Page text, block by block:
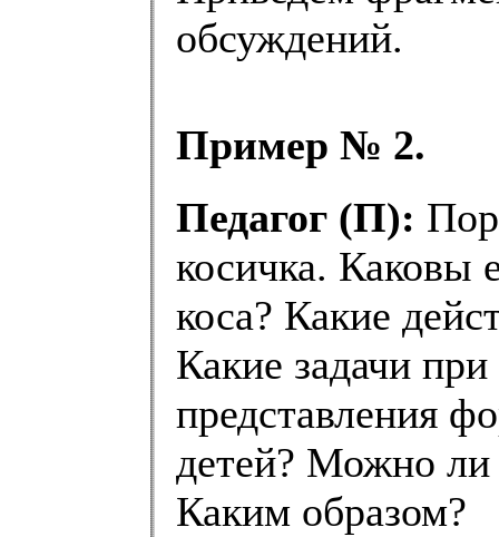
обсуждений.
Пример № 2.
Педагог (П):
косичка. Каковы
коса? Какие
Какие задачи
представления
детей? Можно ли
Каким образом?